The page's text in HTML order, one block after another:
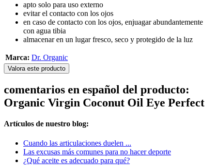
apto solo para uso externo
evitar el contacto con los ojos
en caso de contacto con los ojos, enjuagar abundantemente
con agua tibia
almacenar en un lugar fresco, seco y protegido de la luz
Marca: Dr. Organic
Valora este producto
comentarios en español del producto:
Organic Virgin Coconut Oil Eye Perfect
Artículos de nuestro blog:
Cuando las articulaciones duelen ...
Las excusas más comunes para no hacer deporte
¿Qué aceite es adecuado para qué?